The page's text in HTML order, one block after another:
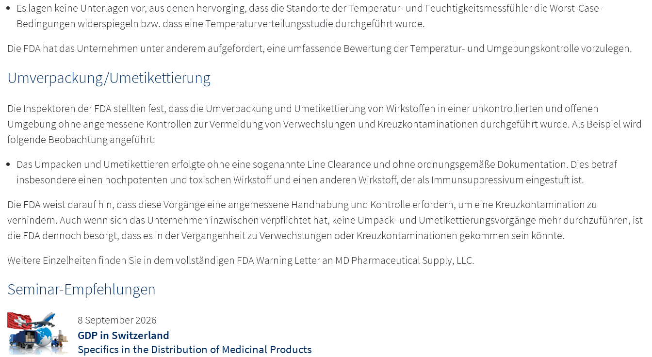
Es lagen keine Unterlagen vor, aus denen hervorging, dass die Standorte der Temperatur- und Feuchtigkeitsmessfühler die Worst-Case-
Bedingungen widerspiegeln bzw. dass eine Temperaturverteilungsstudie durchgeführt wurde.
Die FDA hat das Unternehmen unter anderem aufgefordert, eine umfassende Bewertung der Temperatur- und Umgebungskontrolle vorzulegen.
Umverpackung/Umetikettierung
Die Inspektoren der FDA stellten fest, dass die Umverpackung und Umetikettierung von Wirkstoffen in einer unkontrollierten und offenen
Umgebung ohne angemessene Kontrollen zur Vermeidung von Verwechslungen und Kreuzkontaminationen durchgeführt wurde. Als Beispiel wird
folgende Beobachtung angeführt:
Das Umpacken und Umetikettieren erfolgte ohne eine sogenannte Line Clearance und ohne ordnungsgemäße Dokumentation. Dies betraf
insbesondere einen hochpotenten und toxischen Wirkstoff und einen anderen Wirkstoff, der als Immunsuppressivum eingestuft ist.
Die FDA weist darauf hin, dass diese Vorgänge eine angemessene Handhabung und Kontrolle erfordern, um eine Kreuzkontamination zu
verhindern. Auch wenn sich das Unternehmen inzwischen verpflichtet hat, keine Umpack- und Umetikettierungsvorgänge mehr durchzuführen, ist
die FDA dennoch besorgt, dass es in der Vergangenheit zu Verwechslungen oder Kreuzkontaminationen gekommen sein könnte.
Weitere Einzelheiten finden Sie in dem vollständigen FDA Warning Letter an MD Pharmaceutical Supply, LLC.
Seminar-Empfehlungen
8 September 2026
GDP in Switzerland
Specifics in the Distribution of Medicinal Products